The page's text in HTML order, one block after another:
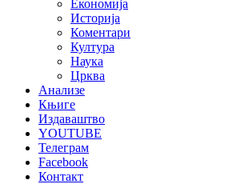
Економија
Историја
Коментари
Култура
Наука
Црква
Анализе
Књиге
Издаваштво
YOUTUBE
Телеграм
Facebook
Контакт